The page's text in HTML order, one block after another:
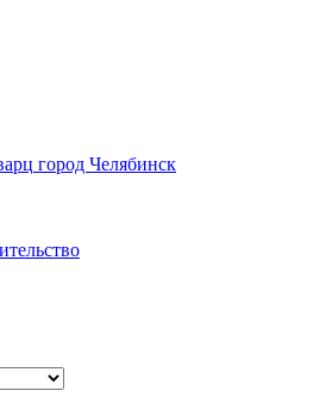
город Челябинск